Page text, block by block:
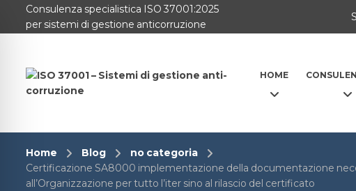
Consulenza specialistica ISO 37001:2025
per sistemi di gestione anticorruzione
HOME
Home Blog
no categoria
Certificazione SA8000 implementazione della documentazione
all’Organizzazione per tutto l’iter sino al rilascio del certificato